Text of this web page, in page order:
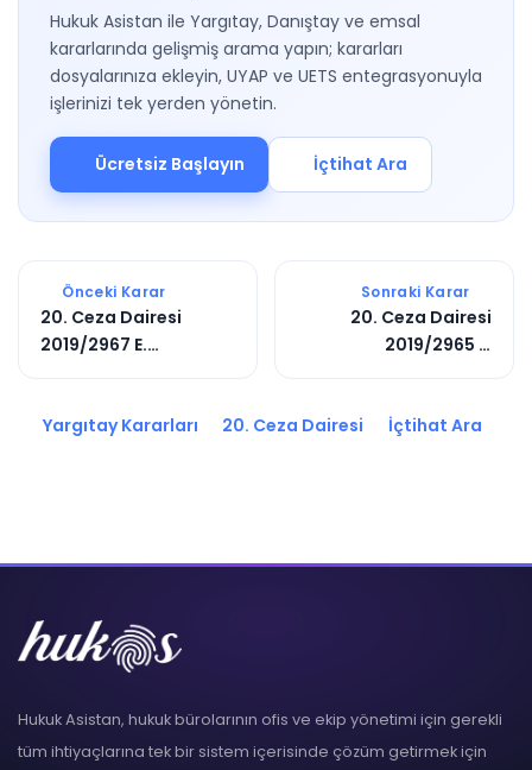
Hukuk Asistan ile Yargıtay, Danıştay ve emsal
kararlarında gelişmiş arama yapın; kararları
dosyalarınıza ekleyin, UYAP ve UETS entegrasyonuyla
işlerinizi tek yerden yönetin.
Ücretsiz Başlayın İçtihat Ara
Önceki Karar
20. Ceza Dairesi
2019/2967 E.
Sonraki Karar
20. Ceza Dairesi
2019/2965 E.
Yargıtay Kararları 20. Ceza Dairesi İçtihat Ara
Hukuk Asistan, hukuk bürolarının ofis ve ekip yönetimi için gerekli
tüm ihtiyaçlarına tek bir sistem içerisinde çözüm getirmek için